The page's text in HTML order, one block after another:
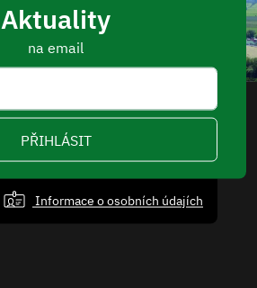
Aktuality
na email
PŘIHLÁSIT
Informace o osobních údajích